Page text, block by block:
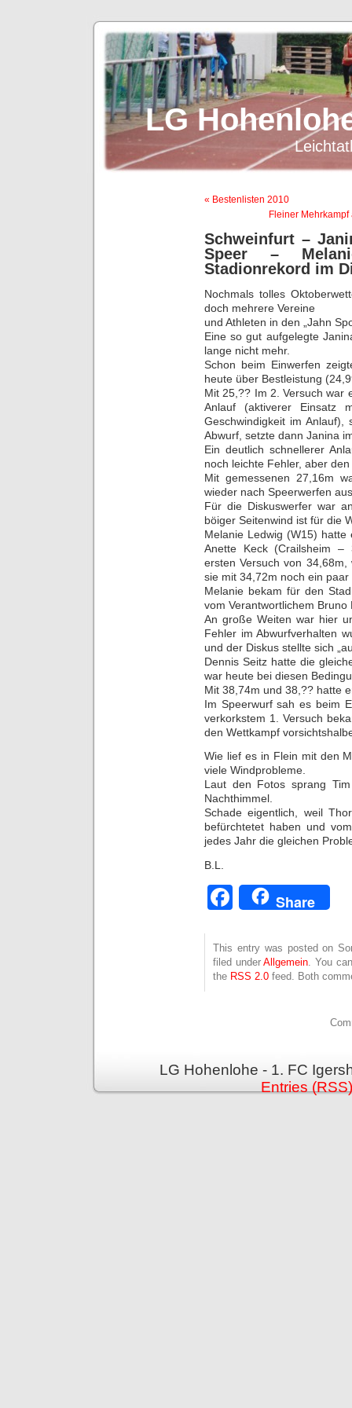
LG
« Bestenlisten 2010
Fleiner
Schweinfurt –
Speer –
Stadionrekord im
Nochmals tolles
doch mehrere Vereine
und Athleten in den „Jahn
Eine so gut aufgelegte
lange nicht mehr.
Schon beim Einwerfen
heute über Bestleistung
Mit 25,?? Im 2. Versuch war
Anlauf (aktiverer Einsatz
Geschwindigkeit im
Abwurf, setzte dann Janina
Ein deutlich schnellerer
noch leichte Fehler, aber
Mit gemessenen 27,16m
wieder nach Speerwerfen
Für die Diskuswerfer war
böiger Seitenwind ist für die
Melanie Ledwig (W15)
Anette Keck (Crailsheim
ersten Versuch von
sie mit 34,72m noch ein
Melanie bekam für den
vom Verantwortlichem
An große Weiten war hier
Fehler im Abwurfverhalten
und der Diskus stellte sich
Dennis Seitz hatte die
war heute bei diesen
Mit 38,74m und 38,?? hatte
Im Speerwurf sah es beim
verkorkstem 1. Versuch
den Wettkampf
Wie lief es in Flein mit den
viele Windprobleme.
Laut den Fotos sprang
Nachthimmel.
Schade eigentlich, weil
befürchtetet haben und
jedes Jahr die gleichen
B.L.
Facebook
Share
This entry was posted on
filed underAllgemein . You
the RSS 2.0 feed. Both
LG Hohenlohe - 1. FC
Entries (RSS)